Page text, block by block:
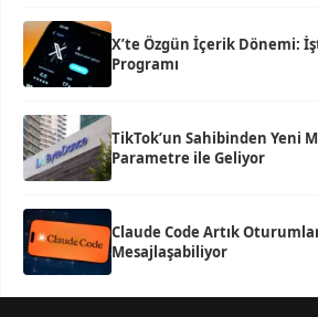
X’te Özgün İçerik Dönemi:
Programı
TikTok’un Sahibinden Yeni
Parametre ile Geliyor
Claude Code Artık
Mesajlaşabiliyor